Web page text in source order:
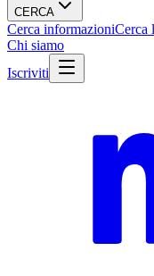
CERCA
Cerca informazioniCerca
Chi siamo
Iscriviti